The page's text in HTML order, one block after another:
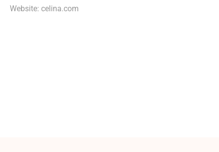
Website: celina.com